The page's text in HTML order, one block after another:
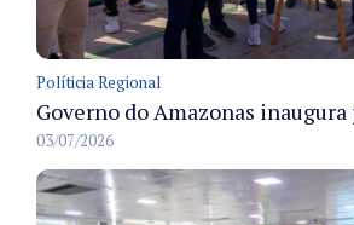
Políticia Regional
03/07/2026